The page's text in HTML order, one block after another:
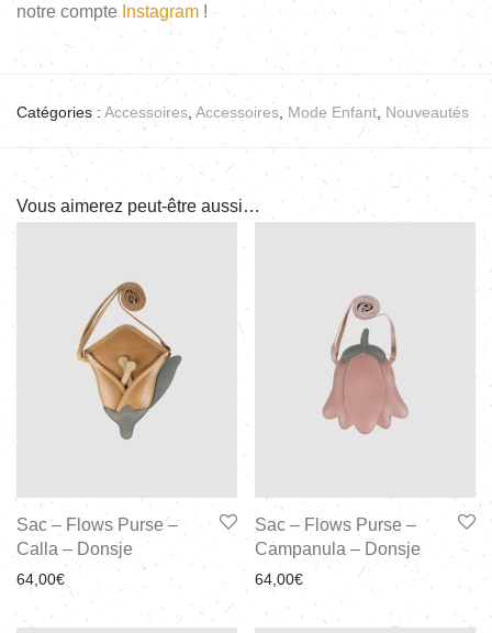
notre compte Instagram !
Catégories : Accessoires Accessoires Mode Enfant Nouveautés
Vous aimerez peut-être aussi…
Sac – Flows Purse –
Calla – Donsje
64,00€
Sac – Flows Purse –
Campanula – Donsje
64,00€